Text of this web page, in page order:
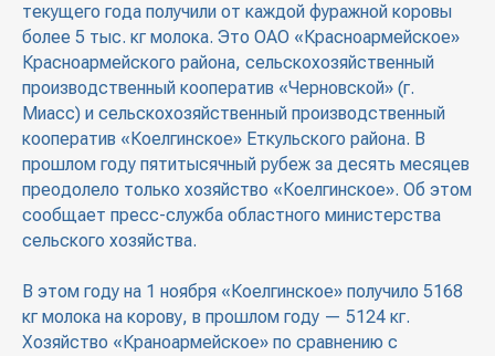
текущего года получили от каждой фуражной коровы
более 5 тыс. кг молока. Это ОАО «Красноармейское»
Красноармейского района, сельскохозяйственный
производственный кооператив «Черновской» (г.
Миасс) и сельскохозяйственный производственный
кооператив «Коелгинское» Еткульского района. В
прошлом году пятитысячный рубеж за десять месяцев
преодолело только хозяйство «Коелгинское». Об этом
сообщает пресс-служба областного министерства
сельского хозяйства.
В этом году на 1 ноября «Коелгинское» получило 5168
кг молока на корову, в прошлом году — 5124 кг.
Хозяйство «Краноармейское» по сравнению с